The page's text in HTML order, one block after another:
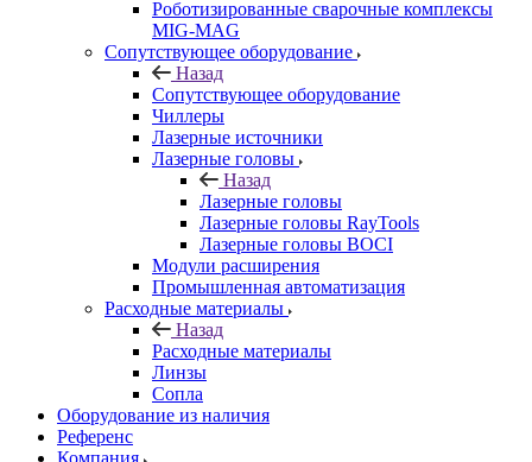
Роботизированные сварочные комплексы
MIG-MAG
Сопутствующее оборудование
Назад
Сопутствующее оборудование
Чиллеры
Лазерные источники
Лазерные головы
Назад
Лазерные головы
Лазерные головы RayTools
Лазерные головы BOCI
Модули расширения
Промышленная автоматизация
Расходные материалы
Назад
Расходные материалы
Линзы
Сопла
Оборудование из наличия
Референс
Компания